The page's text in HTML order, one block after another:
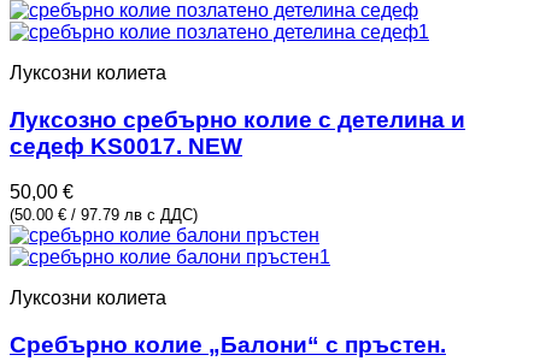
Луксозни колиета
Луксозно сребърно колие с детелина и
седеф KS0017. NEW
50,00 €
(50.00 € / 97.79 лв с ДДС)
Луксозни колиета
Сребърно колие „Балони“ с пръстен.